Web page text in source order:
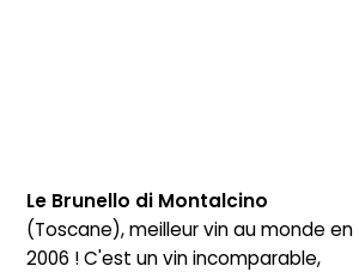
Le Brunello di Montalcino
(Toscane), meilleur vin au monde en
2006 ! C'est un vin incomparable,